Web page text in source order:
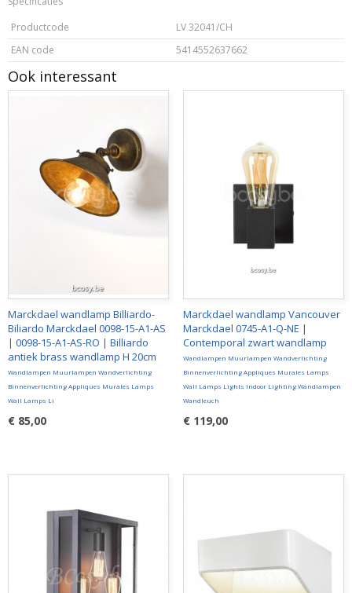
Productcode
LV 32041/CH
EAN code
5414552637662
Ook interessant
Marckdael wandlamp Billiardo-
Biliardo Marckdael 0098-15-A1-AS
| 0098-15-A1-AS-RO | Billiardo
antiek brass wandlamp H 20cm
Wandlampen Muurlampen Wandverlichting
Binnenverlichting Appliques Murales Lamps
Wall Lamps Li
€ 85,00
Marckdael wandlamp Vancouver
Marckdael 0745-A1-Q-NE |
Contemporal zwart wandlamp
Wandlampen Muurlampen Wandverlichting
Binnenverlichting Appliques Murales Lamps
Wall Lamps Lights Indoor Lighting Wandlampen
Wandleuch
€ 119,00